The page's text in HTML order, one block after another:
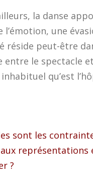
la danse
l’émotion, une
réside peut-être
entre le spectacle
qu’est
sont les
représentations
?